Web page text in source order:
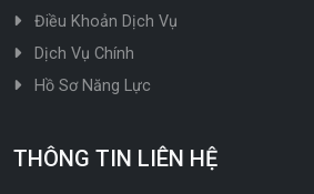
Điều Khoản Dịch Vụ
Dịch Vụ Chính
Hồ Sơ Năng Lực
THÔNG TIN LIÊN HỆ